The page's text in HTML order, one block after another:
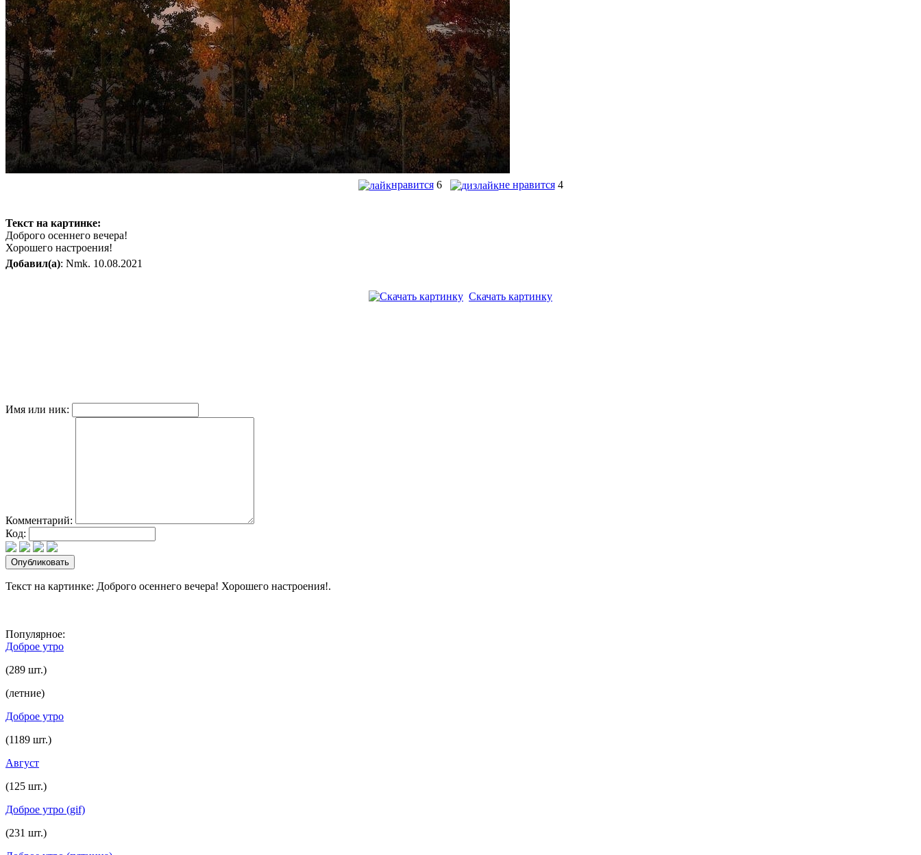
нравится 6 не нравится 4
Текст на картинке:
Доброго осеннего вечера!
Хорошего настроения!
Добавил(а): Nmk. 10.08.2021
Скачать картинку
Имя или ник:
Комментарий:
Код:
Текст на картинке: Доброго осеннего вечера! Хорошего настроения!.
Популярное:
Доброе утро
(289 шт.)
(летние)
Доброе утро
(1189 шт.)
Август
(125 шт.)
Доброе утро (gif)
(231 шт.)